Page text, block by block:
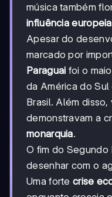
música também
influência europeia
Apesar do
marcado por
Paraguai foi o
da América do
Brasil. Além
demonstravam a
monarquia.
O fim do Segundo
desenhar com o
Uma fortecrise